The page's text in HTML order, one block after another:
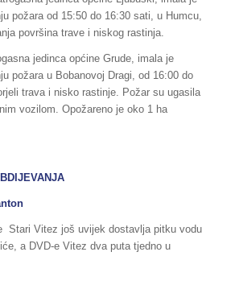
požara od 15:50 do 16:30 sati, u Humcu,
površina trave i niskog rastinja.
jedinca općine Grude, imala je
požara u Bobanovoj Dragi, od 16:00 do
trava i nisko rastinje. Požar su ugasila
vozilom. Opožareno je oko 1 ha
Stari Vitez još uvijek dostavlja pitku vodu
a DVD-e Vitez dva puta tjedno u